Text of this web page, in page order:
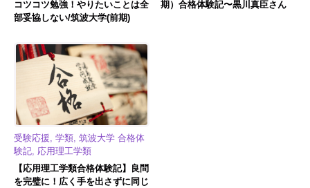
コツコツ勉強！やりたいことは全
部妥協しない/筑波大学(前期)
期）合格体験記〜黒川真臣さん
受験応援, 学類, 筑波大学 合格体
験記, 応用理工学類
【応用理工学類合格体験記】良問
を完璧に！広く手を出さずに同じ